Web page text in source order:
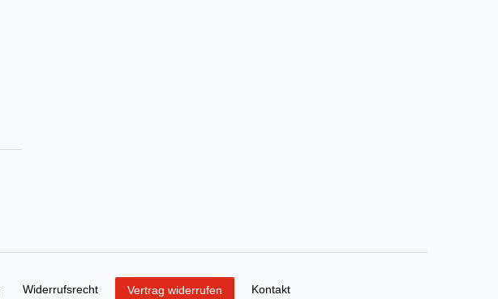
Widerrufs­recht Vertrag widerrufen Kontakt